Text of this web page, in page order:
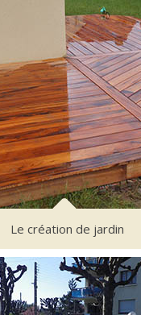
Le création de jardin